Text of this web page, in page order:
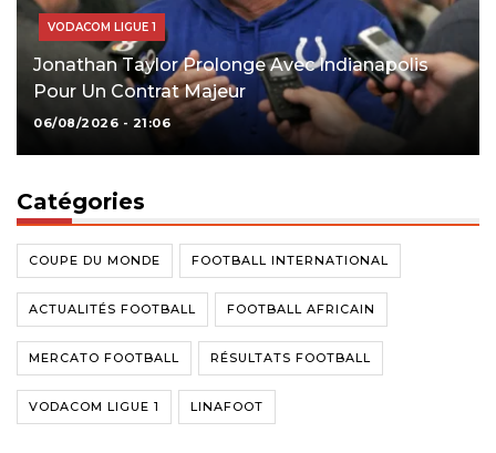
VODACOM LIGUE 1
Jonathan Taylor Prolonge Avec Indianapolis
Pour Un Contrat Majeur
06/08/2026 - 21:06
Catégories
COUPE DU MONDE FOOTBALL INTERNATIONAL
ACTUALITÉS FOOTBALL FOOTBALL AFRICAIN
MERCATO FOOTBALL RÉSULTATS FOOTBALL
VODACOM LIGUE 1 LINAFOOT